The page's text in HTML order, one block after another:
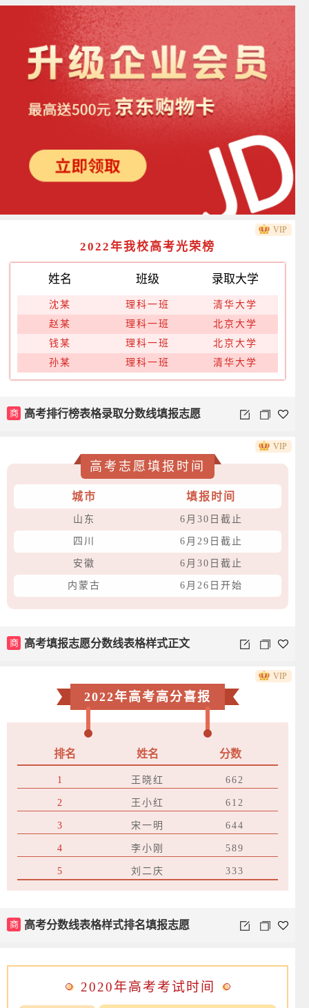
2022年我校高考光荣榜
姓名 班级 录取大学
沈某 理科一班
清华大学
赵某
理科一班
北京大学
钱某
理科一班
北京大学
孙某
理科一班 清华大学
商 高考排行榜表格录取分数线填报志愿
VIP
高考志愿填报时间
城市 填报时间
山东 6月30日截止
四川 6月29日截止
安徽 6月30日截止
内蒙古 6月26日开始
商 高考填报志愿分数线表格样式正文
VIP
2022年高考高分喜报
排名 姓名 分数
1 王晓红 662
2 王小红 612
3 宋一明 644
4 李小刚 589
5 刘二庆 333
商 高考分数线表格样式排名填报志愿
VIP
2020年高考考试时间